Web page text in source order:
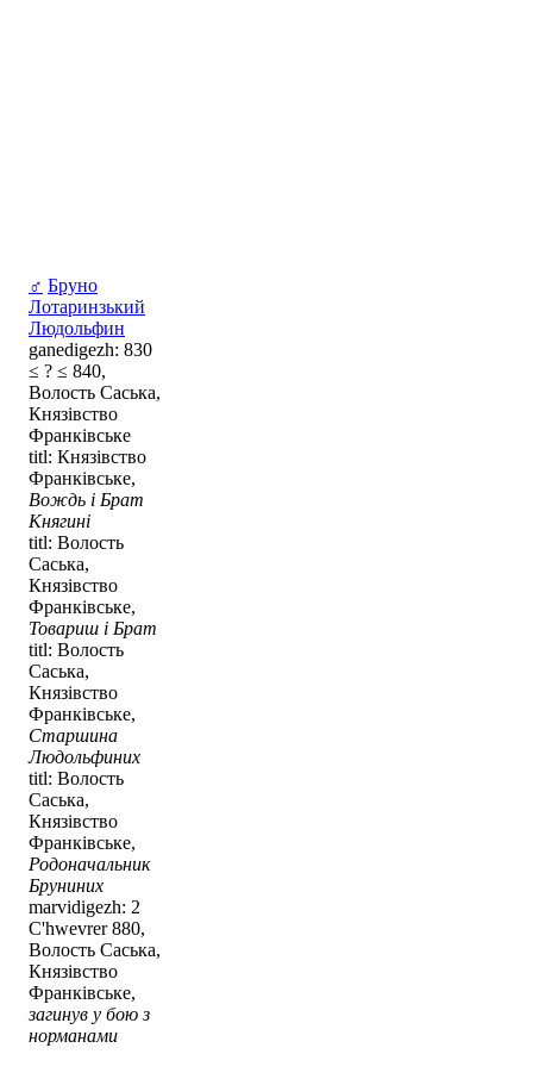
♂ Бруно
Лотаринзький
Людольфин
ganedigezh: 830
≤ ? ≤ 840,
Волость Саська,
Князівство
Франківське
titl: Князівство
Франківське,
Вождь і Брат
Княгині
titl: Волость
Саська,
Князівство
Франківське,
Товариш і Брат
titl: Волость
Саська,
Князівство
Франківське,
Старшина
Людольфиних
titl: Волость
Саська,
Князівство
Франківське,
Родоначальник
Бруниних
marvidigezh: 2
C'hwevrer 880,
Волость Саська,
Князівство
Франківське,
загинув у бою з
норманами